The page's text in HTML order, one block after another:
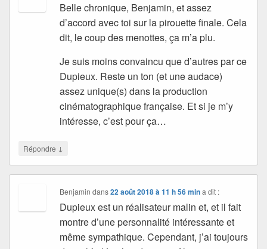
Belle chronique, Benjamin, et assez
d’accord avec toi sur la pirouette finale. Cela
dit, le coup des menottes, ça m’a plu.
Je suis moins convaincu que d’autres par ce
Dupieux. Reste un ton (et une audace)
assez unique(s) dans la production
cinématographique française. Et si je m’y
intéresse, c’est pour ça…
Répondre ↓
Benjamin dans22 août 2018 à 11 h 56 min a dit :
Dupieux est un réalisateur malin et, et il fait
montre d’une personnalité intéressante et
même sympathique. Cependant, j’ai toujours